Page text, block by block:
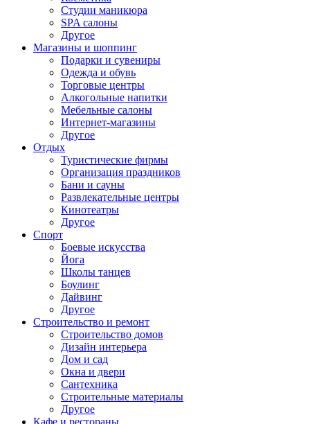
Студии маникюра
SPA салоны
Другое
Магазины и шоппинг
Подарки и сувениры
Одежда и обувь
Торговые центры
Алкогольные напитки
Мебельные салоны
Интернет-магазины
Другое
Отдых
Туристические фирмы
Организация праздников
Бани и сауны
Развлекательные центры
Кинотеатры
Другое
Спорт
Боевые искусства
Йога
Школы танцев
Боулинг
Дайвинг
Другое
Строительство и ремонт
Строительство домов
Дизайн интерьера
Дом и сад
Окна и двери
Сантехника
Строительные материалы
Другое
Кафе и рестораны